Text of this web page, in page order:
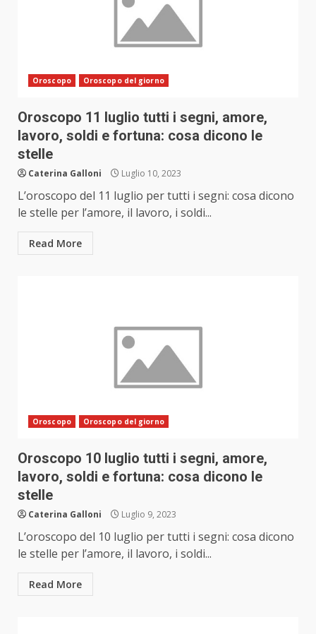
Oroscopo Oroscopo del giorno
Oroscopo 11 luglio tutti i segni, amore,
lavoro, soldi e fortuna: cosa dicono le
stelle
Caterina Galloni Luglio 10, 2023
L’oroscopo del 11 luglio per tutti i segni: cosa dicono
le stelle per l’amore, il lavoro, i soldi...
Read More
Oroscopo Oroscopo del giorno
Oroscopo 10 luglio tutti i segni, amore,
lavoro, soldi e fortuna: cosa dicono le
stelle
Caterina Galloni Luglio 9, 2023
L’oroscopo del 10 luglio per tutti i segni: cosa dicono
le stelle per l’amore, il lavoro, i soldi...
Read More